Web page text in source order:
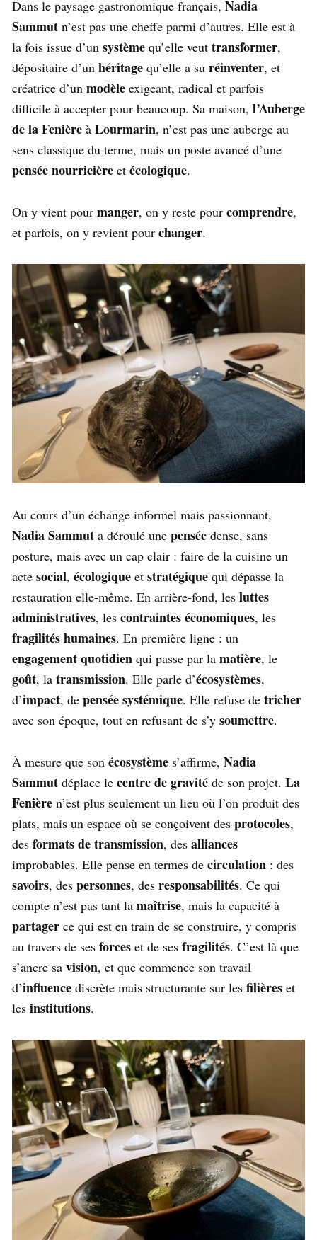
Dans le paysage gastronomique français, Nadia
Sammut n’est pas une cheffe parmi d’autres. Elle est à
la fois issue d’un système qu’elle veut transformer,
dépositaire d’un héritage qu’elle a su réinventer, et
créatrice d’un modèle exigeant, radical et parfois
difficile à accepter pour beaucoup. Sa maison, l’Auberge
de la Fenière à Lourmarin, n’est pas une auberge au
sens classique du terme, mais un poste avancé d’une
pensée nourricière et écologique.
On y vient pour manger, on y reste pour comprendre,
et parfois, on y revient pour changer.
Au cours d’un échange informel mais passionnant,
Nadia Sammut a déroulé une pensée dense, sans
posture, mais avec un cap clair : faire de la cuisine un
acte social, écologique et stratégique qui dépasse la
restauration elle-même. En arrière-fond, les luttes
administratives, les contraintes économiques, les
fragilités humaines. En première ligne : un
engagement quotidien qui passe par la matière, le
goût, la transmission. Elle parle d’écosystèmes,
d’impact, de pensée systémique. Elle refuse de tricher
avec son époque, tout en refusant de s’y soumettre.
À mesure que son écosystème s’affirme, Nadia
Sammut déplace le centre de gravité de son projet. La
Fenière n’est plus seulement un lieu où l’on produit des
plats, mais un espace où se conçoivent des protocoles,
des formats de transmission, des alliances
improbables. Elle pense en termes de circulation : des
savoirs, des personnes, des responsabilités. Ce qui
compte n’est pas tant la maîtrise, mais la capacité à
partager ce qui est en train de se construire, y compris
au travers de ses forces et de ses fragilités. C’est là que
s’ancre sa vision, et que commence son travail
d’influence discrète mais structurante sur les filières et
les institutions.